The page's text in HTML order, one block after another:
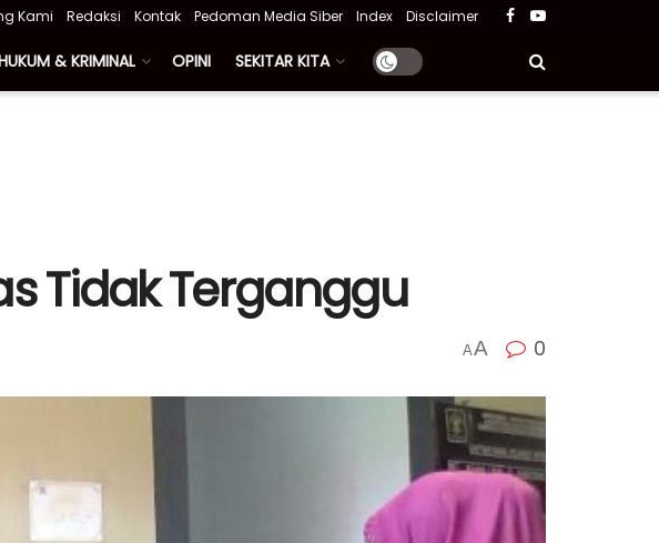
Kami Redaksi Kontak Pedoman Media Siber Index Disclaimer
& KRIMINAL OPINI SEKITAR KITA
Tidak Terganggu
AA 0